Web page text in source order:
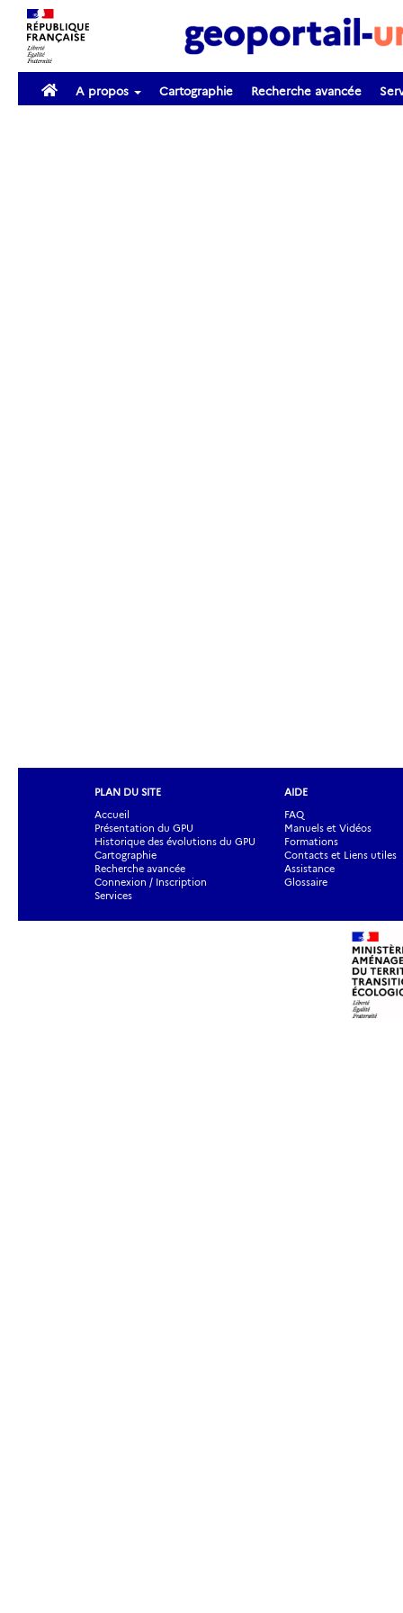
A propos Cartographie Recherche avancée
PLAN DU SITE
Accueil
Présentation du GPU
Historique des évolutions du GPU
Cartographie
Recherche avancée
Connexion / Inscription
Services
AIDE
FAQ
Manuels et Vidéos
Formations
Contacts et Liens utiles
Assistance
Glossaire